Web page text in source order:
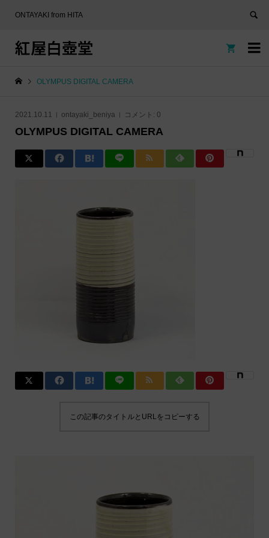
ONTAYAKI from HITA

紅屋白壺堂 
OLYMPUS DIGITAL CAMERA
2021.10.11 ontayaki_beniya コメント: 0
OLYMPUS DIGITAL CAMERA
この記事のタイトルとURLをコピーする